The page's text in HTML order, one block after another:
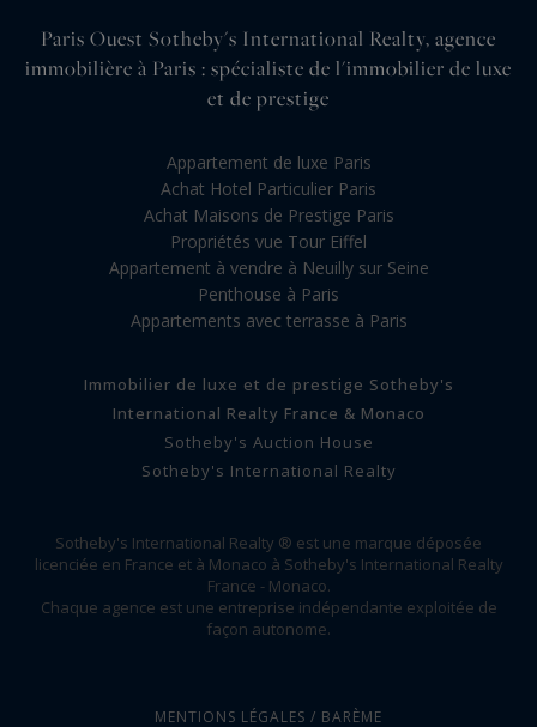
Paris Ouest Sotheby's International Realty, agence
immobilière à Paris : spécialiste de l'immobilier de luxe
et de prestige
Appartement de luxe Paris
Achat Hotel Particulier Paris
Achat Maisons de Prestige Paris
Propriétés vue Tour Eiffel
Appartement à vendre à Neuilly sur Seine
Penthouse à Paris
Appartements avec terrasse à Paris
Immobilier de luxe et de prestige Sotheby's
International Realty France & Monaco
Sotheby's Auction House
Sotheby's International Realty
Sotheby's International Realty ® est une marque déposée
licenciée en France et à Monaco à Sotheby's International Realty
France - Monaco.
Chaque agence est une entreprise indépendante exploitée de
façon autonome.
MENTIONS LÉGALES / BARÈME